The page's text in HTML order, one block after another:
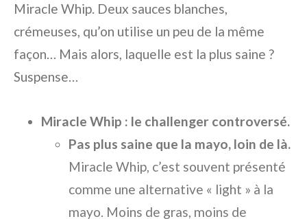
Miracle Whip. Deux sauces blanches,
crémeuses, qu’on utilise un peu de la même
façon… Mais alors, laquelle est la plus saine ?
Suspense…
Miracle Whip : le challenger controversé.
Pas plus saine que la mayo, loin de là.
Miracle Whip, c’est souvent présenté
comme une alternative « light » à la
mayo. Moins de gras, moins de